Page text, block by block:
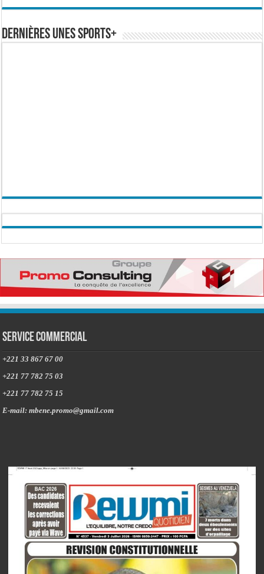
Dernières Unes Sports+
Service commercial
+221 33 867 67 00
+221 77 782 75 03
+221 77 782 75 15
E-mail: mbene.promo@gmail.com